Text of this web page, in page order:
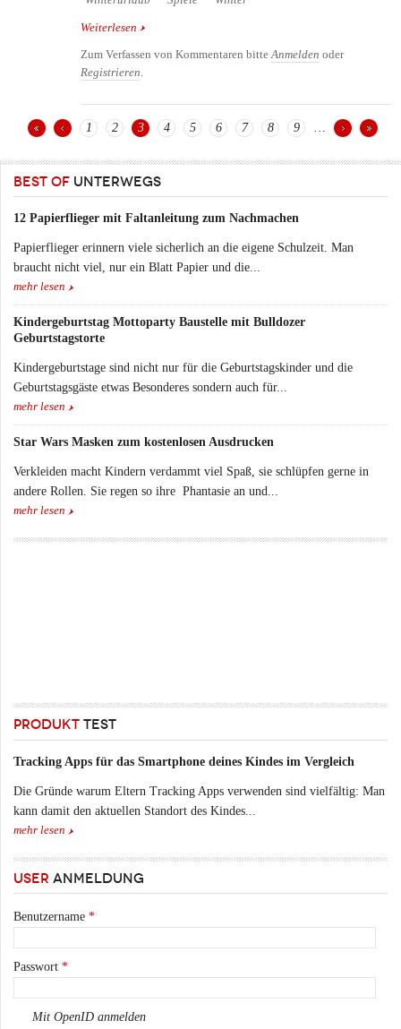
Weiterlesen über Spielideen mit Schnee und im Schnee
Zum Verfassen von Kommentaren bitte Anmelden oder
Registrieren
1 2 3 4 5 6 7 8 9
BEST OF UNTERWEGS
12 Papierflieger mit Faltanleitung zum Nachmachen
Papierflieger erinnern viele sicherlich an die eigene Schulzeit. Man
braucht nicht viel, nur ein Blatt Papier und die...
mehr lesen
Kindergeburtstag Mottoparty Baustelle mit Bulldozer
Geburtstagstorte
Kindergeburtstage sind nicht nur für die Geburtstagskinder und die
Geburtstagsgäste etwas Besonderes sondern auch für...
mehr lesen
Star Wars Masken zum kostenlosen Ausdrucken
Verkleiden macht Kindern verdammt viel Spaß, sie schlüpfen gerne in
andere Rollen. Sie regen so ihre Phantasie an und...
mehr lesen
PRODUKT TEST
Tracking Apps für das Smartphone deines Kindes im Vergleich
Die Gründe warum Eltern Tracking Apps verwenden sind vielfältig: Man
kann damit den aktuellen Standort des Kindes...
mehr lesen
USER ANMELDUNG
Benutzername *
Passwort *
Mit OpenID anmelden